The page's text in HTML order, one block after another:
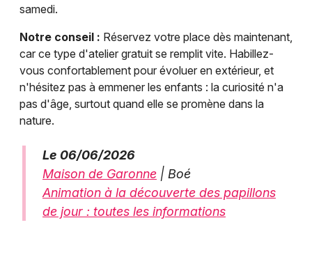
samedi.
Notre conseil : Réservez votre place dès maintenant,
car ce type d'atelier gratuit se remplit vite. Habillez-
vous confortablement pour évoluer en extérieur, et
n'hésitez pas à emmener les enfants : la curiosité n'a
pas d'âge, surtout quand elle se promène dans la
nature.
Le 06/06/2026
Maison de Garonne | Boé
Animation à la découverte des papillons
de jour : toutes les informations